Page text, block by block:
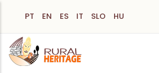
conteúdo
PT EN ES IT SLO HU